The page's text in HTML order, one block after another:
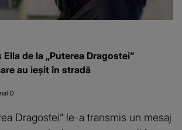
de la „Puterea Dragostei”
au ieșit în stradă
D
Dragostei” le-a transmis un mesaj